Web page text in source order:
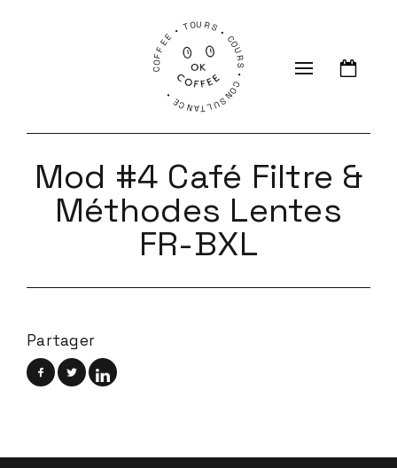
COFFEE • TOURS • COURS • CONSULTANCE •
Mod #4 Café Filtre &
Méthodes Lentes
FR-BXL
Partager